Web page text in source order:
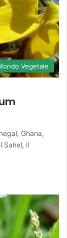
Vegetale
Ghana,
Sahel, il